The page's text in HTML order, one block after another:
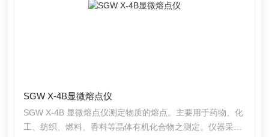
SGW X-4B显微熔点仪
SGW X-4B 显微熔点仪测定物质的熔点。主要用于药物、化
工、纺织、燃料、香料等晶体有机化合物之测定。仪器采用